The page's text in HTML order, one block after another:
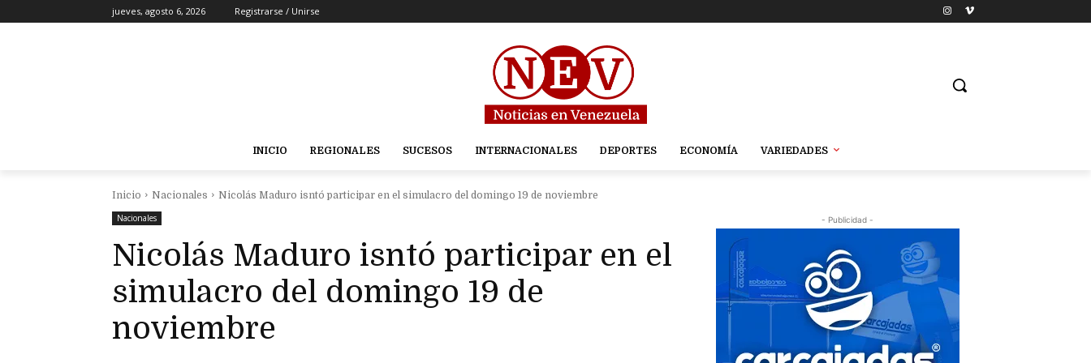
jueves, agosto 6, 2026 Registrarse / Unirse
INICIO REGIONALES SUCESOS INTERNACIONALES DEPORTES ECONOMÍA VARIEDADES
Inicio Nacionales
Nicolás Maduro isntó participar en el simulacro del domingo 19 de noviembre
Nacionales
Nicolás Maduro isntó participar en el
simulacro del domingo 19 de
noviembre
- Publicidad -